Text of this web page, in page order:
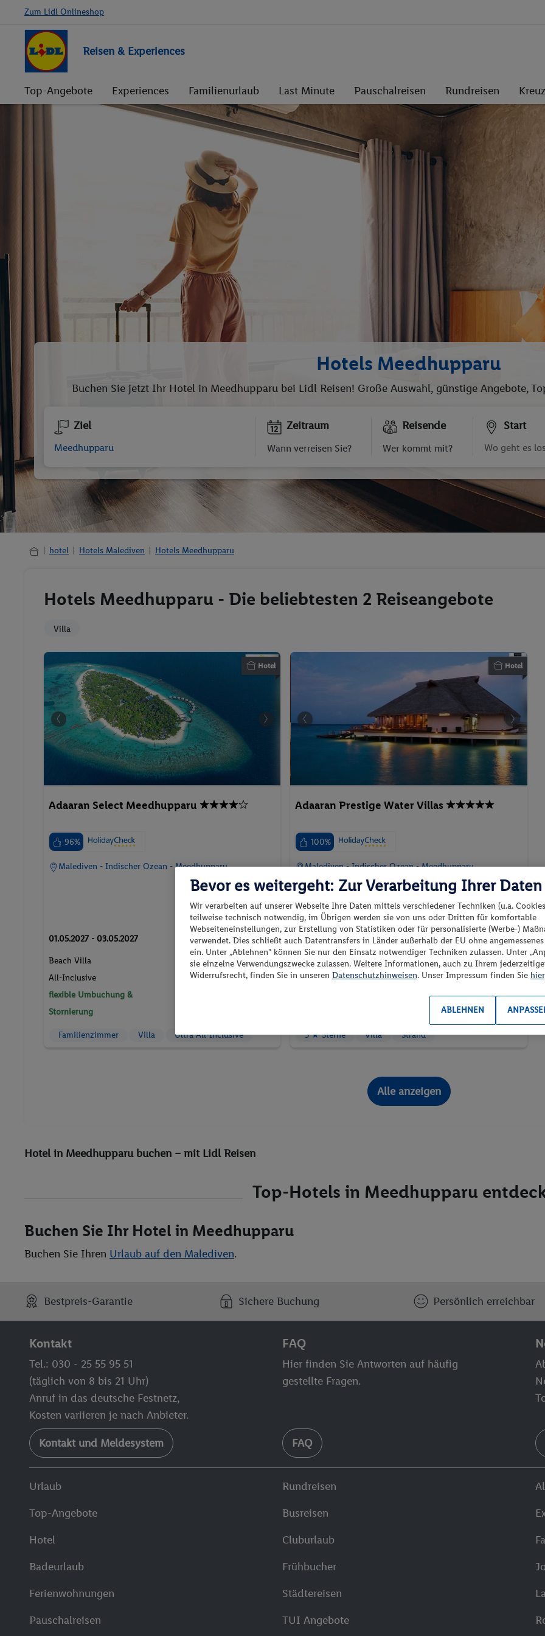
Zum Lidl Onlineshop
Reisen & Experiences
Top-Angebote Experiences Familienurlaub Last Minute Pauschalreisen Rundreisen
Hotels Meedhupparu
Buchen Sie jetzt Ihr Hotel in Meedhupparu bei Lidl Reisen! Große Auswahl, günstige Angebote,
Ziel Zeitraum
Wann verreisen Sie?
Reisende
Wer kommt mit?
Start
hotel Hotels Malediven Hotels Meedhupparu
Hotels Meedhupparu - Die beliebtesten 2 Reiseangebote
Villa
Hotel
Adaaran Select Meedhupparu
96%
Malediven - Indischer Ozean - Meedhupparu
01.05.2027 - 03.05.2027
Beach Villa
All-Inclusive
flexible Umbuchung &
Stornierung
p.P. ab
376.-
Familienzimmer Villa Ultra All-Inclusive
Hotel
Adaaran Prestige Water Villas
100%
Malediven - Indischer Ozean - Meedhupparu
01.05.2027 - 03.05.2027
Water Villa
All-Inclusive
p.P. ab
692.-
2 Pers. / 2 Nächte
/ 1384 € Gesamt
5 ★ Sterne Villa Strand
Alle anzeigen
Hotel in Meedhupparu buchen – mit Lidl Reisen
Top-Hotels in Meedhupparu
Buchen Sie Ihr Hotel in Meedhupparu
Buchen Sie Ihren Urlaub auf den Malediven.
Bestpreis-Garantie Sichere Buchung Persönlich erreichbar
Kontakt
Tel.: 030 - 25 55 95 51
(täglich von 8 bis 21 Uhr)
Anruf in das deutsche Festnetz,
Kosten variieren je nach Anbieter.
Kontakt und Meldesystem
FAQ
Hier finden Sie Antworten auf häufig
gestellte Fragen.
FAQ
Urlaub
Top-Angebote
Hotel
Badeurlaub
Ferienwohnungen
Pauschalreisen
Rundreisen
Busreisen
Cluburlaub
Frühbucher
Städtereisen
TUI Angebote
Bevor es weitergeht: Zur Verarbeitung Ihrer Daten
Wir verarbeiten auf unserer Webseite Ihre Daten mittels verschiedener Techniken (u.a.
teilweise technisch notwendig, im Übrigen werden sie von uns oder Dritten für komfortable
Webseiteneinstellungen, zur Erstellung von Statistiken oder für personalisierte (Werbe-)
verwendet. Dies schließt auch Datentransfers in Länder außerhalb der EU ohne
ein. Unter „Ablehnen“ können Sie nur den Einsatz notwendiger Techniken zulassen. Unter
sie einzelne Verwendungszwecke zulassen. Weitere Informationen, auch zu Ihrem
Widerrufsrecht, finden Sie in unseren Datenschutzhinweisen. Unser Impressum finden Sie hier
ABLEHNEN